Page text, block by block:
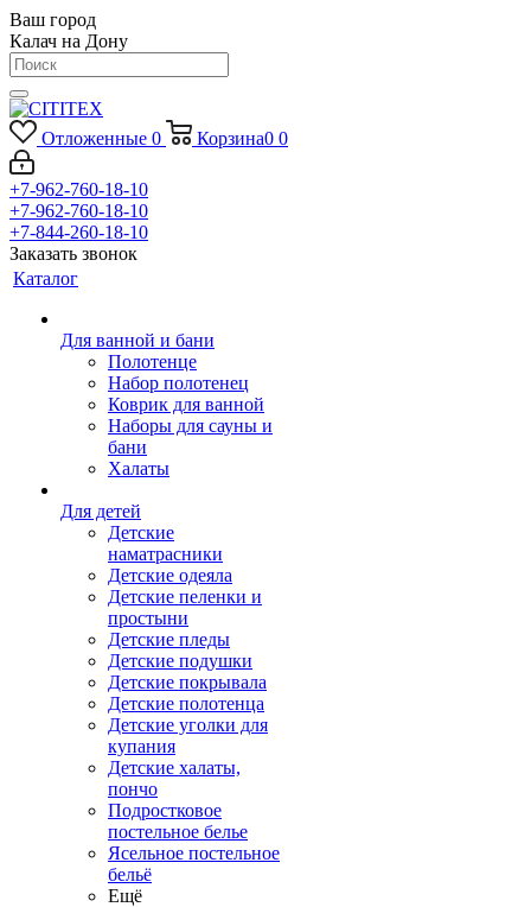
Ваш город
Калач на Дону
Отложенные 0 Корзина0 0
+7-962-760-18-10
+7-962-760-18-10
+7-844-260-18-10
Заказать звонок
Каталог
Для ванной и бани
Полотенце
Набор полотенец
Коврик для ванной
Наборы для сауны и
бани
Халаты
Для детей
Детские
наматрасники
Детские одеяла
Детские пеленки и
простыни
Детские пледы
Детские подушки
Детские покрывала
Детские полотенца
Детские уголки для
купания
Детские халаты,
пончо
Подростковое
постельное белье
Ясельное постельное
бельё
Ещё